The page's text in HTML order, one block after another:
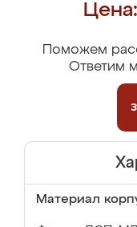
Поможем
Ответим
Материал